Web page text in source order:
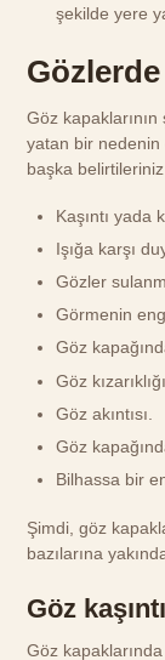
şekilde yere
Göz
yatan bir nedenin
başka
Kaşıntı yada
Işığa karşı
Gözler
Görmenin
Göz
Göz
Göz akıntısı.
Göz
Bilhassa bir
Şimdi, göz
bazılarına
Göz
Göz